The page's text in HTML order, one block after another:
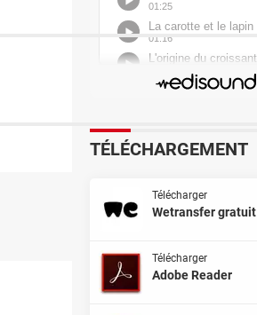
TÉLÉCHARGEMENT
Télécharger
Wetransfer gratuit
Télécharger
Adobe Reader